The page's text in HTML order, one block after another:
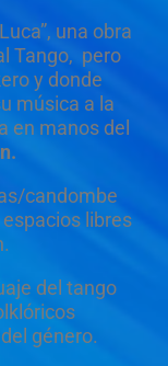
una obra
Tango, pero
y donde
música a la
en manos del
candombe
libres
del tango
género.